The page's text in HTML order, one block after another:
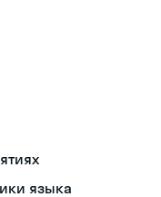
языка